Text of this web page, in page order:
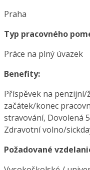
Praha
Typ pracovného
Práce na plný úvazek
Benefity:
Příspěvek na
začátek/konec
stravování, Dovolená
Zdravotní volno/
Požadované